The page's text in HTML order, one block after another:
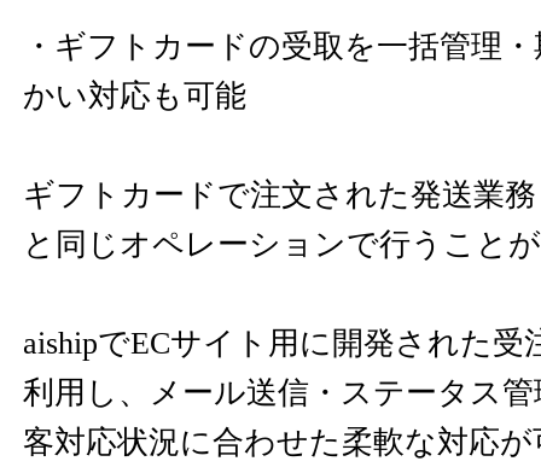
・ギフトカードの受取を一括管理
かい対応も可能
ギフトカードで注文された発送業
と同じオペレーションで行うこと
aishipでECサイト用に開発された
利用し、メール送信・ステータス
客対応状況に合わせた柔軟な対応